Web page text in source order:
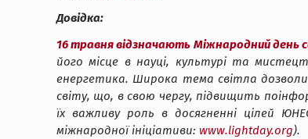
Довідка:
16 травня відзначають Міжнародний день
його місце в науці, культурі та
енергетика. Широка тема світла
світу, що, в свою чергу, підвищить
їх важливу ​​роль в досягненні цілей
міжнародної ініціативи: www.lightday.org).